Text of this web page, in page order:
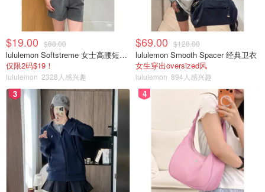
$19.00 $88.00
lululemon Softstreme 女士高腰短裤 10cm
仅限2码$19！
lululemon 2328人感兴趣
$69.00 $128.00
lululemon Smooth Spacer 经典卫衣
女生穿出oversized风
lululemon 894人感兴趣
3 4